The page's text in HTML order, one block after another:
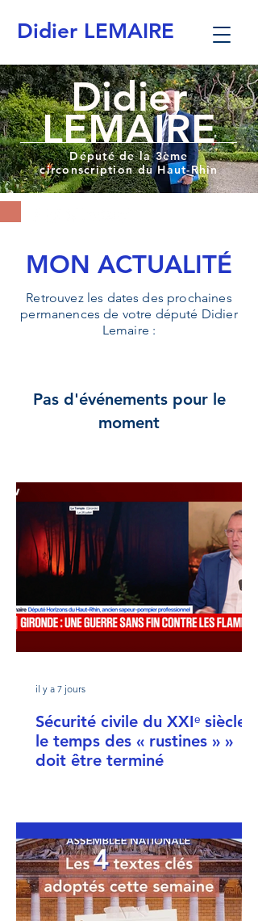
Didier LEMAIRE
Didier
LEMAIRE
Député de la 3ème
circonscription du Haut-Rhin
MON ACTUALITÉ
Retrouvez les dates des prochaines
permanences de votre député Didier
Lemaire :
Pas d'événements pour le
moment
Sécurité civile du XXIᵉ siècle :
le temps des « rustines » »
doit être terminé
il y a 7 jours